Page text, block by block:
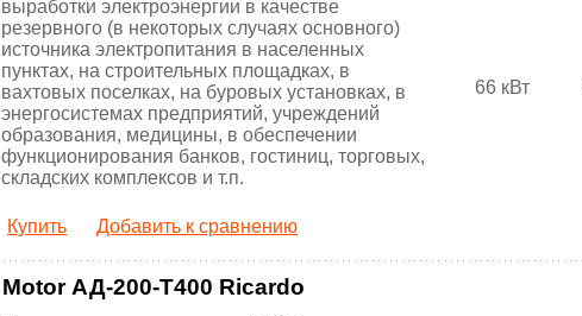
выработки электроэнергии в качестве
резервного (в некоторых случаях основного)
источника электропитания в населенных
пунктах, на строительных площадках, в
вахтовых поселках, на буровых установках, в
энергосистемах предприятий, учреждений
образования, медицины, в обеспечении
функционирования банков, гостиниц, торговых,
складских комплексов и т.п.
Купить Добавить к сравнению
66 кВт
Motor АД-200-Т400 Ricardo